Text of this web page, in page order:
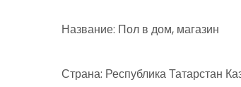
Название: Пол в дом, магазин
Страна: Республика Татарстан